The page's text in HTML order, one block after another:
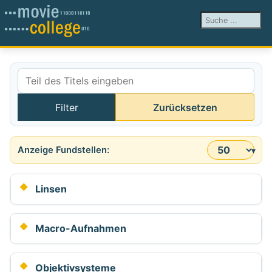
Suchen ...
Teil des Titels eingeben
Filter Zurücksetzen
Anzeige #
Linsen
Macro-Aufnahmen
Objektivsysteme